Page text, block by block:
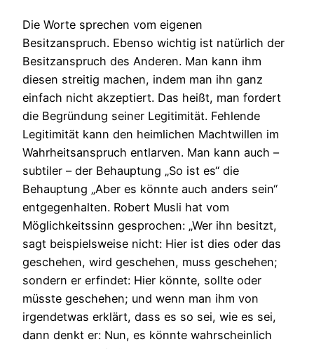
Die Worte sprechen vom eigenen
Besitzanspruch. Ebenso wichtig ist natürlich der
Besitzanspruch des Anderen. Man kann ihm
diesen streitig machen, indem man ihn ganz
einfach nicht akzeptiert. Das heißt, man fordert
die Begründung seiner Legitimität. Fehlende
Legitimität kann den heimlichen Machtwillen im
Wahrheitsanspruch entlarven. Man kann auch –
subtiler – der Behauptung „So ist es“ die
Behauptung „Aber es könnte auch anders sein“
entgegenhalten. Robert Musli hat vom
Möglichkeitssinn gesprochen: „Wer ihn besitzt,
sagt beispielsweise nicht: Hier ist dies oder das
geschehen, wird geschehen, muss geschehen;
sondern er erfindet: Hier könnte, sollte oder
müsste geschehen; und wenn man ihm von
irgendetwas erklärt, dass es so sei, wie es sei,
dann denkt er: Nun, es könnte wahrscheinlich